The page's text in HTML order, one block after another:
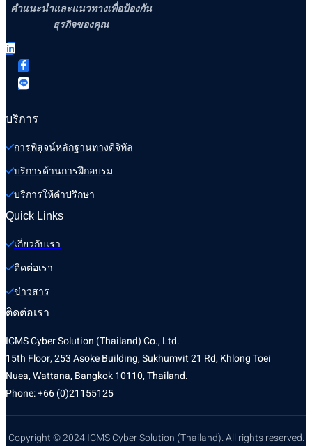
คำแนะนำและแนวทางเพื่อป้องกัน
ธุรกิจของคุณ
บริการ
การพิสูจน์หลักฐานทางดิจิทัล
บริการด้านการฝึกอบรม
บริการให้คำปรึกษา
Quick Links
เกี่ยวกับเรา
ติดต่อเรา
ข่าวสาร
ติดต่อเรา
ICMS Cyber Solution (Thailand) Co., Ltd.
15th Floor, 253 Asoke Building, Sukhumvit 21 Rd, Khlong Toei
Nuea, Wattana, Bangkok 10110, Thailand.
Phone: +66 (0)21155125
Copyright © 2024 ICMS Cyber Solution (Thailand). All rights reserved.